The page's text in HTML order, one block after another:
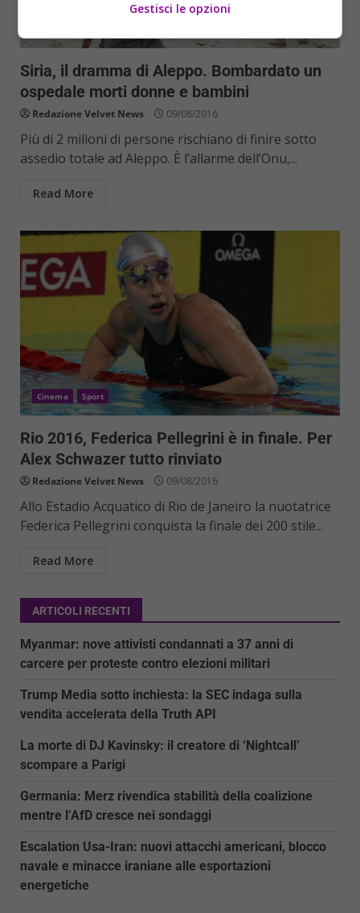
Siria, il dramma di Aleppo. Bombardato un
ospedale morti donne e bambini
Redazione Velvet News 09/08/2016
Più di 2 milioni di persone rischiano di finire sotto
assedio totale ad Aleppo. È l’allarme dell’Onu,...
Read More
Cinema Sport
Rio 2016, Federica Pellegrini è in finale. Per
Alex Schwazer tutto rinviato
Redazione Velvet News 09/08/2016
Allo Estadio Acquatico di Rio de Janeiro la nuotatrice
Federica Pellegrini conquista la finale dei 200 stile...
Read More
ARTICOLI RECENTI
Myanmar: nove attivisti condannati a 37 anni di
carcere per proteste contro elezioni militari
Trump Media sotto inchiesta: la SEC indaga sulla
vendita accelerata della Truth API
La morte di DJ Kavinsky: il creatore di ‘Nightcall’
scompare a Parigi
Germania: Merz rivendica stabilità della coalizione
mentre l’AfD cresce nei sondaggi
Escalation Usa-Iran: nuovi attacchi americani, blocco
navale e minacce iraniane alle esportazioni
energetiche
Gestisci le opzioni